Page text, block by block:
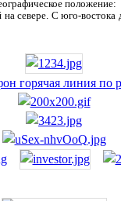
положение:
С юго-